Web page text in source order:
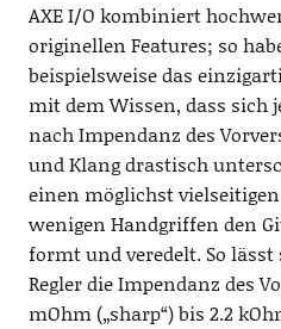
AXE I/O kombiniert
originellen Features; so
beispielsweise das
mit dem Wissen, dass sich
nach Impendanz des
und Klang drastisch
einen möglichst
wenigen Handgriffen den
formt und veredelt. So
Regler die Impendanz des
mOhm („sharp“) bis 2.2